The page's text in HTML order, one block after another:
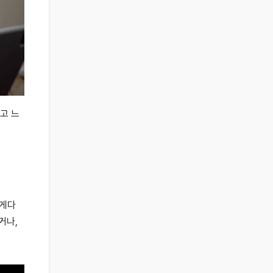
느
다
나,